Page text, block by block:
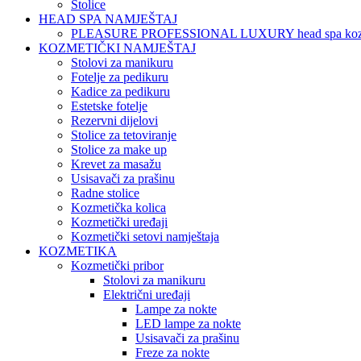
Stolice
HEAD SPA NAMJEŠTAJ
PLEASURE PROFESSIONAL LUXURY head spa
KOZMETIČKI NAMJEŠTAJ
Stolovi za manikuru
Fotelje za pedikuru
Kadice za pedikuru
Estetske fotelje
Rezervni dijelovi
Stolice za tetoviranje
Stolice za make up
Krevet za masažu
Usisavači za prašinu
Radne stolice
Kozmetička kolica
Kozmetički uređaji
Kozmetički setovi namještaja
KOZMETIKA
Kozmetički pribor
Stolovi za manikuru
Električni uređaji
Lampe za nokte
LED lampe za nokte
Usisavači za prašinu
Freze za nokte